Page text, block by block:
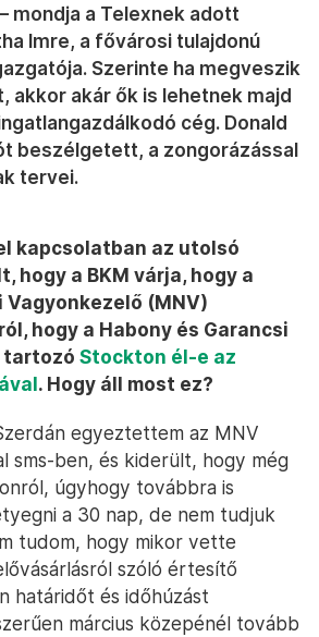
mondja a Telexnek adott
Imre, a fővárosi tulajdonú
Szerinte ha megveszik
akkor akár ők is lehetnek majd
cég. Donald
beszélgetett, a zongorázással
tervei.
kapcsolatban az utolsó
hogy a BKM várja, hogy a
Vagyonkezelő (MNV)
hogy a Habony és Garancsi
tartozó Stockton él-e az
. Hogy áll most ez?
egyeztettem az MNV
sms-ben, és kiderült, hogy még
úgyhogy továbbra is
a 30 nap, de nem tudjuk
tudom, hogy mikor vette
szóló értesítő
határidőt és időhúzást
március közepénél tovább